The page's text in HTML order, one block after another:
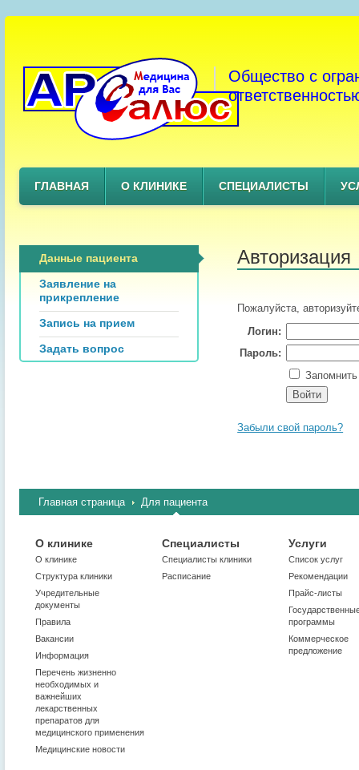
Общество с
ГЛАВНАЯ О КЛИНИКЕ СПЕЦИАЛИСТЫ
Данные пациента
Заявление на
прикрепление
Запись на прием
Задать вопрос
Авторизация
Пожалуйста,
Логин:
Пароль:
Забыли свой пароль?
Главная страница Для пациента
О клинике
О клинике
Структура клиники
Учредительные
документы
Правила
Вакансии
Информация
Перечень жизненно
необходимых и
важнейших
лекарственных
препаратов для
медицинского применения
Медицинские новости
Специалисты
Cпециалисты клиники
Расписание
Услуги
Список услуг
Рекомендации
Прайс-листы
программы
Коммерческое
предложение